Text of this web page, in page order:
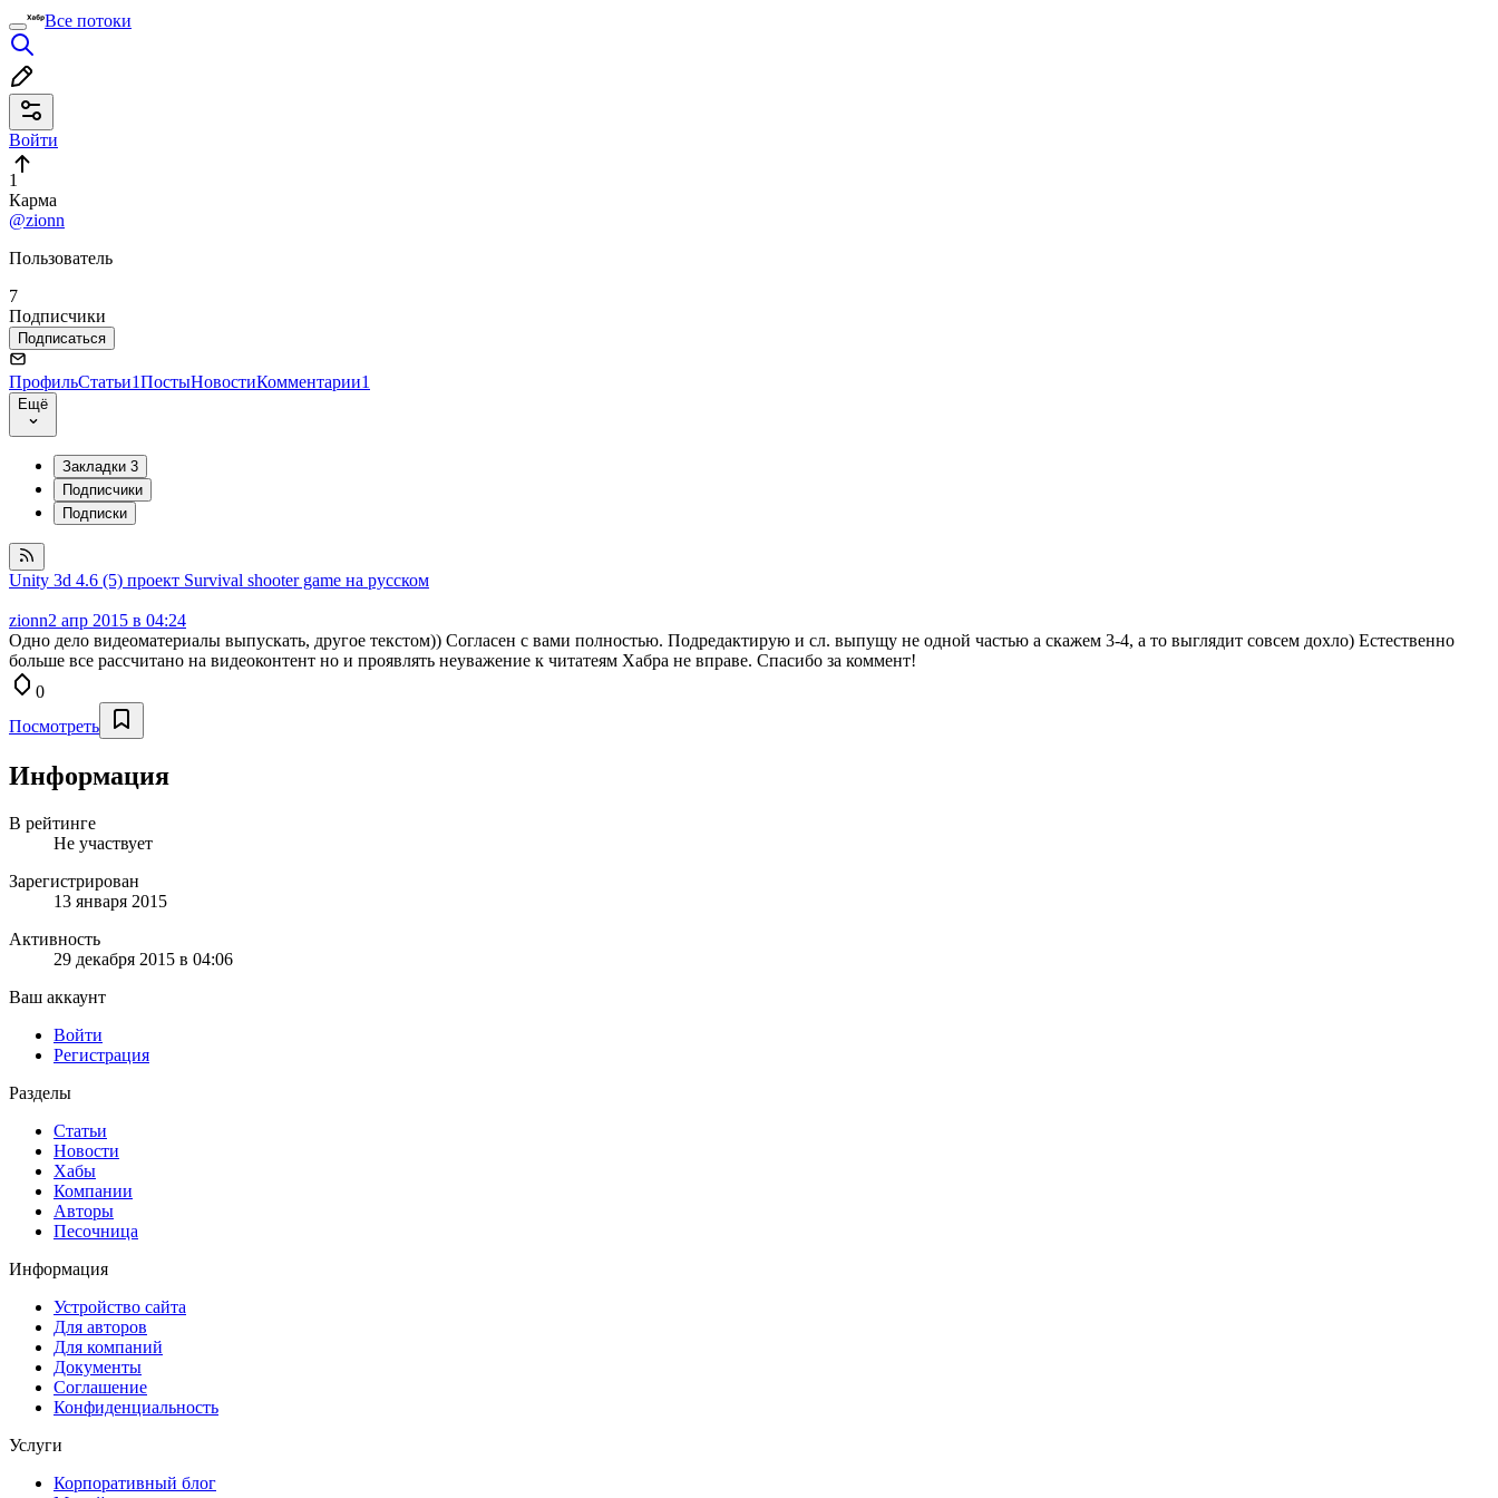
Все потоки
Войти
1
Карма
@zionn
Пользователь
7
Подписчики
Подписаться
ПрофильСтатьи1ПостыНовостиКомментарии1
Ещё
Закладки 3
Подписчики
Подписки
Unity 3d 4.6 (5) проект Survival shooter game на русском
zionn2 апр 2015 в 04:24
Одно дело видеоматериалы выпускать, другое текстом)) Согласен с вами полностью. Подредактирую и сл. выпущу не одной частью а скажем 3-4, а то выглядит совсем дохло) Естественно
больше все рассчитано на видеоконтент но и проявлять неуважение к читатеям Хабра не вправе. Спасибо за коммент!
0
Посмотреть
Информация
В рейтинге
Не участвует
Зарегистрирован
13 января 2015
Активность
29 декабря 2015 в 04:06
Ваш аккаунт
Войти
Регистрация
Разделы
Статьи
Новости
Хабы
Компании
Авторы
Песочница
Информация
Устройство сайта
Для авторов
Для компаний
Документы
Соглашение
Конфиденциальность
Услуги
Корпоративный блог